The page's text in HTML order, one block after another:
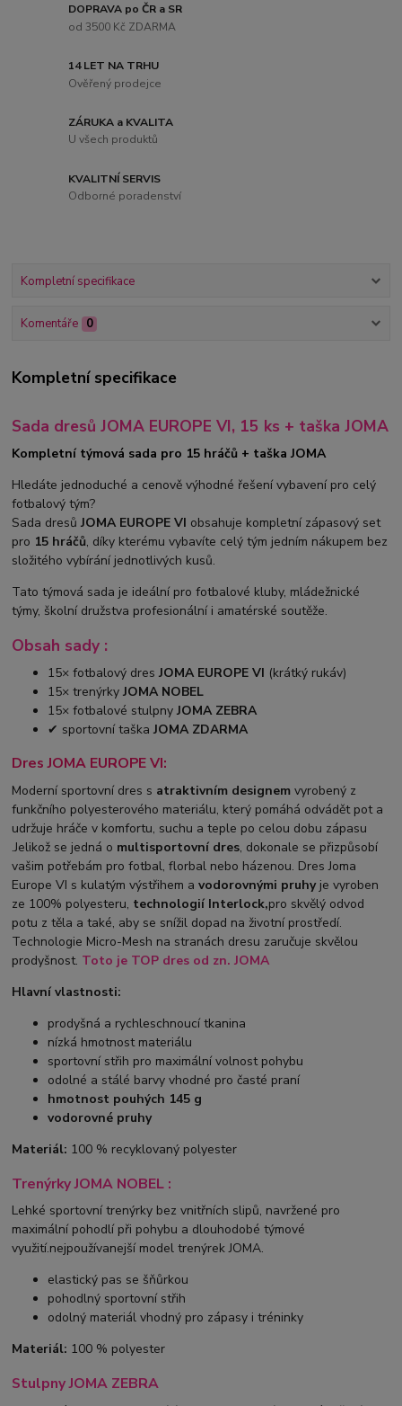
DOPRAVA po ČR a SR
od 3500 Kč ZDARMA
14 LET NA TRHU
Ověřený prodejce
ZÁRUKA a KVALITA
U všech produktů
KVALITNÍ SERVIS
Odborné poradenství
Kompletní specifikace
Komentáře 0
Kompletní specifikace
Sada dresů JOMA EUROPE VI, 15 ks + taška JOMA
Kompletní týmová sada pro 15 hráčů + taška JOMA
Hledáte jednoduché a cenově výhodné řešení vybavení pro celý
fotbalový tým?
Sada dresůJOMA EUROPE VI obsahuje kompletní zápasový set
pro 15 hráčů, díky kterému vybavíte celý tým jedním nákupem bez
složitého vybírání jednotlivých kusů.
Tato týmová sada je ideální pro fotbalové kluby, mládežnické
týmy, školní družstva profesionální i amatérské soutěže.
Obsah sady :
15× fotbalový dresJOMA EUROPE VI (krátký rukáv)
15× trenýrkyJOMA NOBEL
15× fotbalové stulpnyJOMA ZEBRA
✔ sportovní taškaJOMA ZDARMA
Dres JOMA EUROPE VI:
Moderní sportovní dres s atraktivním designem vyrobený z
funkčního polyesterového materiálu, který pomáhá odvádět pot a
udržuje hráče v komfortu, suchu a teple po celou dobu zápasu
.Jelikož se jedná o multisportovní dres, dokonale se přizpůsobí
vašim potřebám pro fotbal, florbal nebo házenou. Dres Joma
Europe VI s kulatým výstřihem a vodorovnými pruhyje vyroben
ze 100% polyesteru, technologií Interlock,pro skvělý odvod
potu z těla a také, aby se snížil dopad na životní prostředí.
Technologie Micro-Mesh na stranách dresu zaručuje skvělou
prodyšnost. Toto je TOP dres od zn. JOMA
Hlavní vlastnosti:
prodyšná a rychleschnoucí tkanina
nízká hmotnost materiálu
sportovní střih pro maximální volnost pohybu
odolné a stálé barvy vhodné pro časté praní
hmotnost pouhých 145 g
vodorovné pruhy
Materiál: 100 % recyklovaný polyester
Trenýrky JOMA NOBEL :
Lehké sportovní trenýrky bez vnitřních slipů, navržené pro
maximální pohodlí při pohybu a dlouhodobé týmové
využití.nejpoužívanejší model trenýrek JOMA.
elastický pas se šňůrkou
pohodlný sportovní střih
odolný materiál vhodný pro zápasy i tréninky
Materiál: 100 % polyester
Stulpny JOMA ZEBRA